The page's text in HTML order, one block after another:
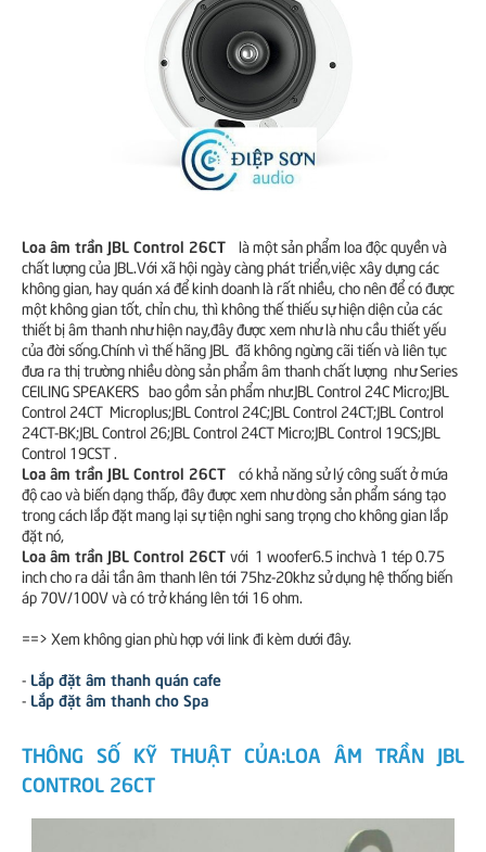
Loa âm trần JBL Control 26CT là một sản phẩm loa độc quyền và
chất lượng của JBL.Với xã hội ngày càng phát triển,việc xây dựng các
không gian, hay quán xá để kinh doanh là rất nhiều, cho nên để có được
một không gian tốt, chỉn chu, thì không thế thiếu sự hiện diện của các
thiết bị âm thanh như hiện nay,đây được xem như là nhu cầu thiết yếu
của đời sống.Chính vì thế hãng JBL đã không ngừng cãi tiến và liên tục
đưa ra thị trường nhiều dòng sản phẩm âm thanh chất lượng như Series
CEILING SPEAKERS bao gồm sản phẩm như:JBL Control 24C Micro;JBL
Control 24CT Microplus;JBL Control 24C;JBL Control 24CT;JBL Control
24CT-BK;JBL Control 26;JBL Control 24CT Micro;JBL Control 19CS;JBL
Control 19CST .
Loa âm trần JBL Control 26CT có khả năng sử lý công suất ở mứa
độ cao và biến dạng thấp, đây được xem như dòng sản phẩm sáng tạo
trong cách lắp đặt mang lại sự tiện nghi sang trọng cho không gian lắp
đặt nó,
Loa âm trần JBL Control 26CT với 1 woofer6.5 inchvà 1 tép 0.75
inch cho ra dải tần âm thanh lên tới 75hz-20khz sử dụng hệ thống biến
áp 70V/100V và có trở kháng lên tới 16 ohm.
==> Xem không gian phù hợp với link đi kèm dưới đây.
- Lắp đặt âm thanh quán cafe
- Lắp đặt âm thanh cho Spa
THÔNG SỐ KỸ THUẬT CỦA:LOA ÂM TRẦN JBL
CONTROL 26CT